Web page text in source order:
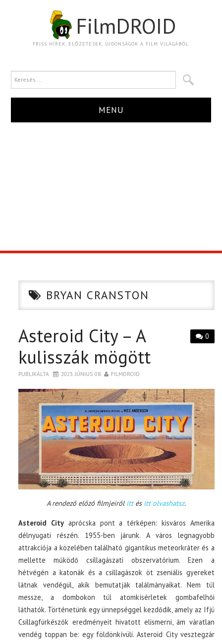
FilmDROID
FRISS HÍREK, ELŐZETESEK, ÚJDONSÁGOK A FILM VILÁGÁBÓL.
MENU
CIKK
PÓLÓ RENDELÉS
BRYAN CRANSTON
0
Asteroid City – A
kulisszák mögött
PUBLIKÁLTA 2023. JÚNIUS 08. FILMDROID
A rendező előző filmjeiről ittés itt olvashatsz.
Asteroid City aprócska pont a térképen: kisváros Amerika
délnyugati részén. 1955-ben járunk. A város legnagyobb
attrakciója a közelében található gigantikus meteorkráter és a
mellette működő csillagászati obszervatórium. Ezen a
hétvégén a katonák és a csillagászok öt zseniális gyereket
látnak vendégül, akik bemutatják találmányaikat. Nem túl
messze, a dombokon túl atomkísérletek gombafelhői
láthatók. Történetünk egy ünnepséggel kezdődik, amely az Ifjú
Csillagfürkészők eredményeit hivatott elismerni, ám váratlan
vendég toppan be: egy földönkívüli. Asteroid City vesztegzár